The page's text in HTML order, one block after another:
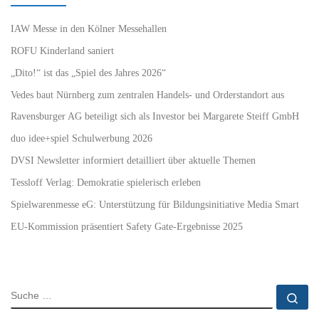
IAW Messe in den Kölner Messehallen
ROFU Kinderland saniert
„Dito!“ ist das „Spiel des Jahres 2026“
Vedes baut Nürnberg zum zentralen Handels- und Orderstandort aus
Ravensburger AG beteiligt sich als Investor bei Margarete Steiff GmbH
duo idee+spiel Schulwerbung 2026
DVSI Newsletter informiert detailliert über aktuelle Themen
Tessloff Verlag: Demokratie spielerisch erleben
Spielwarenmesse eG: Unterstützung für Bildungsinitiative Media Smart
EU-Kommission präsentiert Safety Gate-Ergebnisse 2025
SUCHE